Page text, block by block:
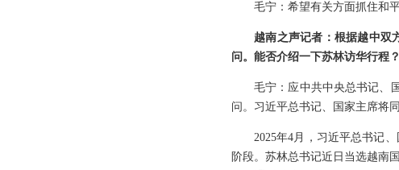
毛宁：希望有关方面抓住和
越南之声记者：根据越中双
问。能否介绍一下苏林访华行程
毛宁：应中共中央总书记、
问。习近平总书记、国家主席将
2025年4月，习近平总书记
阶段。苏林总书记近日当选越南